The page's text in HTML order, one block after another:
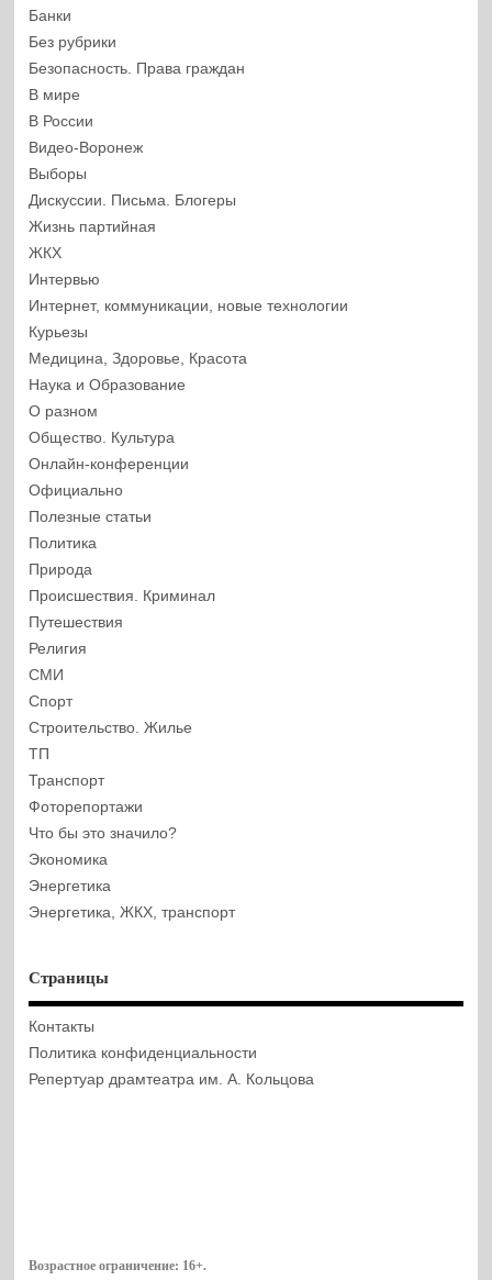
Банки
Без рубрики
Безопасность. Права граждан
В мире
В России
Видео-Воронеж
Выборы
Дискуссии. Письма. Блогеры
Жизнь партийная
ЖКХ
Интервью
Интернет, коммуникации, новые технологии
Курьезы
Медицина, Здоровье, Красота
Наука и Образование
О разном
Общество. Культура
Онлайн-конференции
Официально
Полезные статьи
Политика
Природа
Происшествия. Криминал
Путешествия
Религия
СМИ
Спорт
Строительство. Жилье
ТП
Транспорт
Фоторепортажи
Что бы это значило?
Экономика
Энергетика
Энергетика, ЖКХ, транспорт
Страницы
Контакты
Политика конфиденциальности
Репертуар драмтеатра им. А. Кольцова
Возрастное ограничение: 16+.